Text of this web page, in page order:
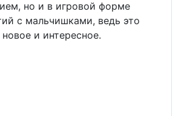
но и в игровой форме
с мальчишками, ведь это
и интересное.